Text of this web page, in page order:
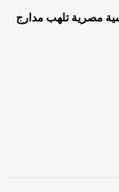
مصرية تلهب مدارج